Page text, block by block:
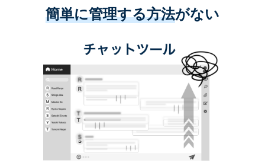
簡単に管理する方法がない